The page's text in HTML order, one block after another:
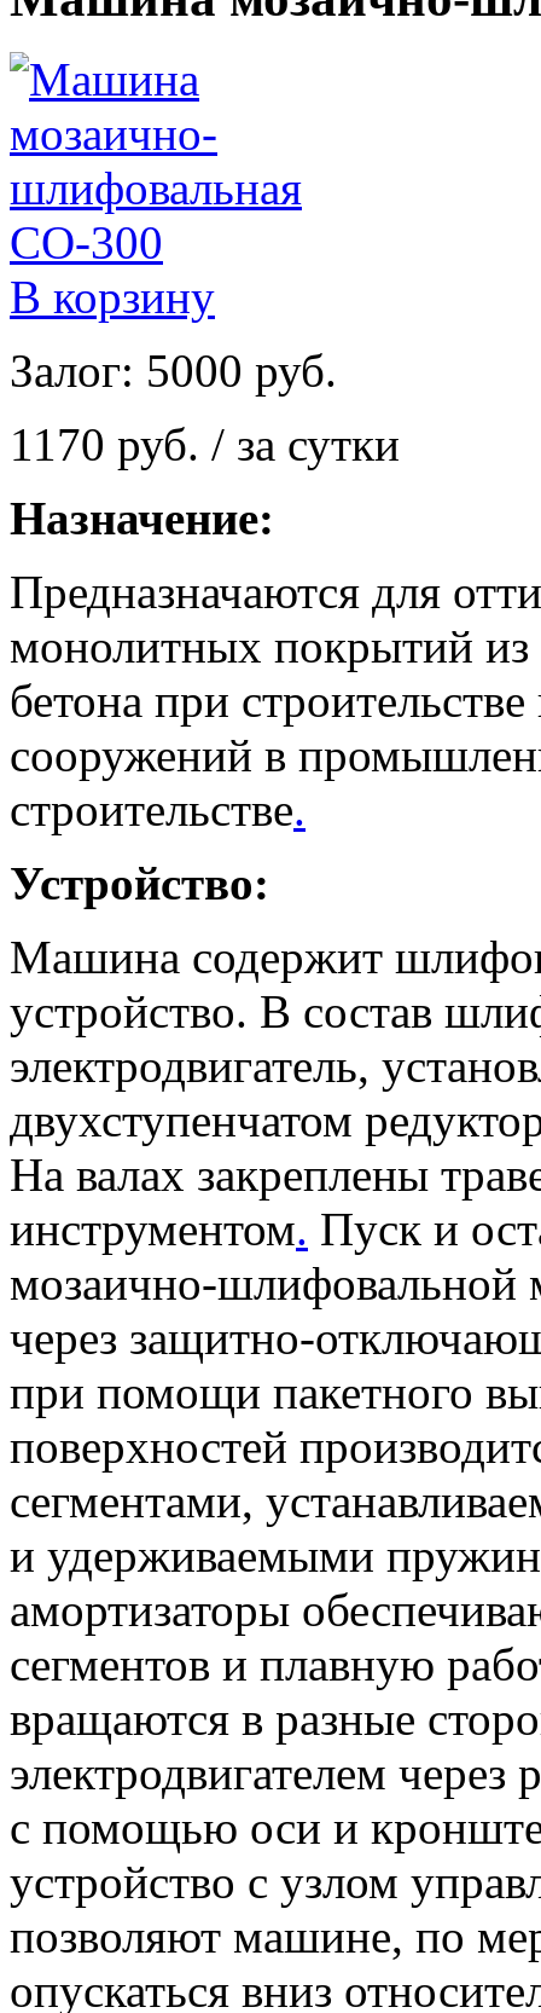
В корзину
Залог: 5000 руб.
1170 руб. / за сутки
Назначение:
Предназначаются для
монолитных покрытий из
бетона при
сооружений в
строительстве.
Устройство:
Машина содержит
устройство. В состав
электродвигатель,
двухступенчатом
На валах закреплены
инструментом. Пуск и
мозаично-шлифовальной
через защитно-
при помощи пакетного
поверхностей
сегментами,
и удерживаемыми
амортизаторы
сегментов и плавную
вращаются в разные
электродвигателем
с помощью оси и
устройство с узлом
позволяют машине, по
опускаться вниз